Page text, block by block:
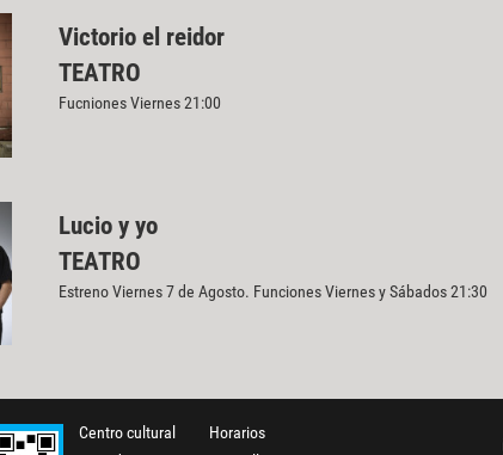
Victorio el reidor
TEATRO
Fucniones Viernes 21:00
Lucio y yo
TEATRO
Estreno Viernes 7 de Agosto. Funciones Viernes y Sábados 21:30
Centro cultural
Horarios